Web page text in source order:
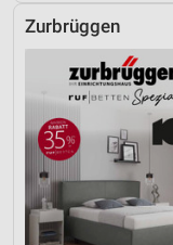
Zurbrüggen
Verwendung
Geräte anhand
Informationen
Nicht-IAB-
Notwendig